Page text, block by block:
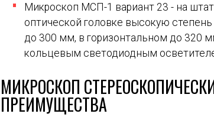
Микроскоп МСП-1 вариант 23 - на
оптической головке высокую
до 300 мм, в горизонтальном до 320
кольцевым светодиодным
МИКРОСКОП
ПРЕИМУЩЕСТВА